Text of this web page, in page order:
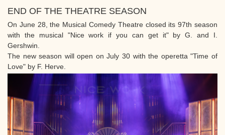
END OF THE THEATRE SEASON
On June 28, the Musical Comedy Theatre closed its 97th season
with the musical "Nice work if you can get it" by G. and I.
Gershwin.
The new season will open on July 30 with the operetta "Time of
Love" by F. Herve.